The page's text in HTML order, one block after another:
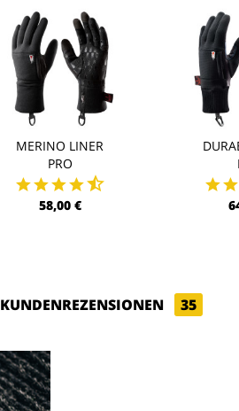
MERINO LINER
PRO
58,00 €
KUNDENREZENSIONEN 35